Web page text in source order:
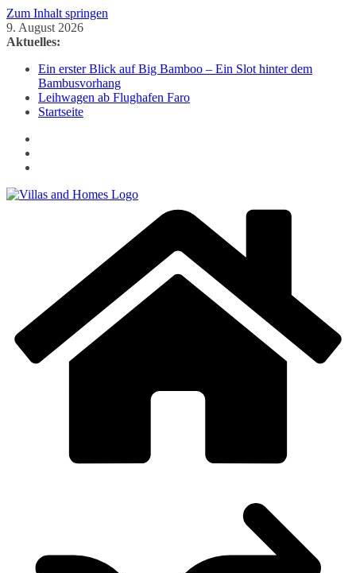
Zum Inhalt springen
9. August 2026
Aktuelles:
Ein erster Blick auf Big Bamboo – Ein Slot hinter dem
Bambusvorhang
Leihwagen ab Flughafen Faro
Startseite